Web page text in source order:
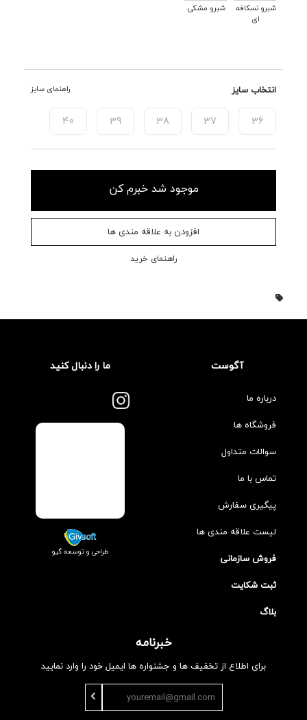
شبرو نسکافه
ای
شبرو مشکی
انتخاب سایز راهنمای سایز
36
37
38
39
40
موجود شد خبرم کن
افزودن به علاقه مندی ها
راهنمای خرید
آگوست
درباره ما
فروشگاه ها
سوالات متداول
تماس با ما
پیگیری سفارش
لیست علاقه مندی ها
فروش سازمانی
ثبت شکایت
بلاگ
ما را دنبال کنید
طراحی و توسعه گیو
خبرنامه
برای اطلاع از تخفیف ها و جشنواره ها ایمیل خود را وارد نمایید